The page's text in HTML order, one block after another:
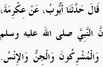
حَدَّثَنَا أَيُّوبُ، عَنْ عِكْرِمَةَ،
صلى الله عليه وسلم
وَالْجِنُّ وَالإِنْسُ‏.‏